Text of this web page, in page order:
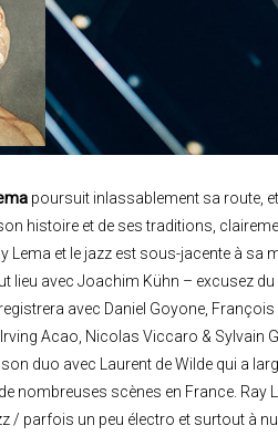
poursuit inlassablement sa route,
histoire et de ses traditions,
Lema et le jazz est sous-jacente à
lieu avec Joachim Kühn – excusez
avec Daniel Goyone,
Acao, Nicolas Viccaro & Sylvain
duo avec Laurent de Wilde qui a
nombreuses scènes en France. Ray
/ parfois un peu électro et surtout à